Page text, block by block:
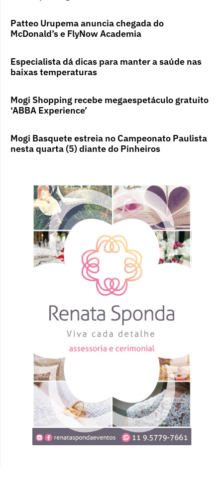
Patteo Urupema anuncia chegada do
McDonald’s e FlyNow Academia
Especialista dá dicas para manter a saúde nas
baixas temperaturas
Mogi Shopping recebe megaespetáculo gratuito
‘ABBA Experience’
Mogi Basquete estreia no Campeonato Paulista
nesta quarta (5) diante do Pinheiros